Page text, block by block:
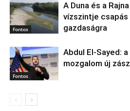
Fontos
A Duna és a
vízszintje csapás
gazdaságra
Fontos
Abdul El‑Sayed:
mozgalom új